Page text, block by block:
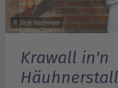
© Sinje Hasheider
Krawall in'n
Häuhnerstall